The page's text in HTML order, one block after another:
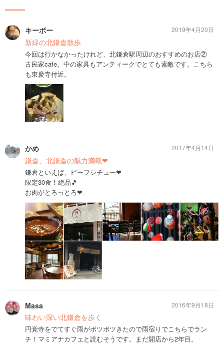
キーボー
新緑の北鎌倉散歩
今回は行かなかったけれど、北鎌倉駅周辺のおすすめのお店②
古民家cafe。中の家具もアンティークでとても素敵です。こちら
も東慶寺付近。
2019年4月20日
かめ
鎌倉、北鎌倉の魅力満載❤
鎌倉といえば、ビーフシチュー❤
限定30食！絶品🎵
お肉がとろっとろ❤
2017年4月14日
Masa
味わい深い北鎌倉を歩く
円覚寺をでてすぐ雨がポツポツきたので雨宿りでこちらでラン
チ！マミアナカフェと読むそうです。まだ開店から2年目。
2016年9月18日